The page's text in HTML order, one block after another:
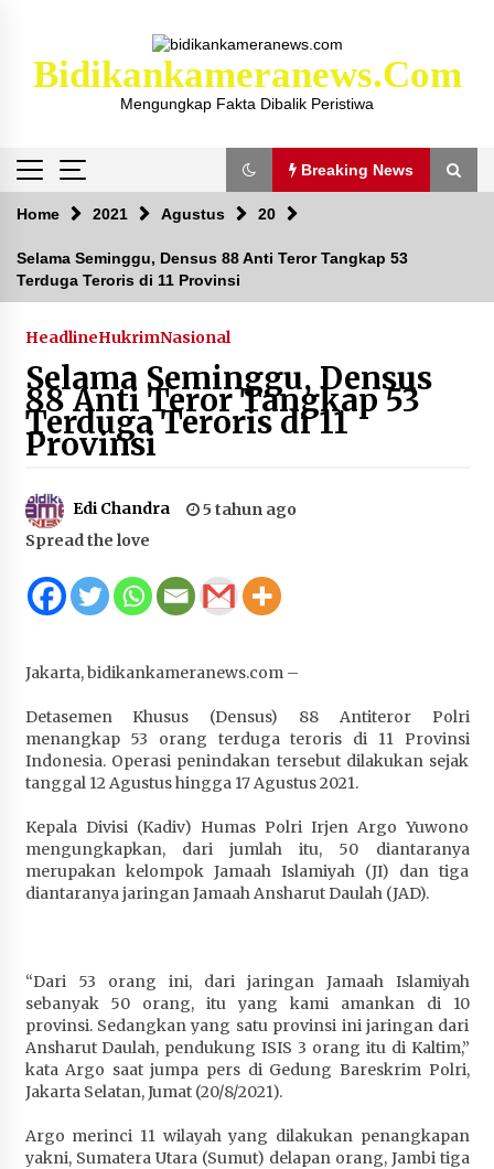
Bidikankameranews.com
Mengungkap Fakta Dibalik Peristiwa
Breaking News
Breaking News
Kejaksaan KSB Mulai Lidik Mafia Tanah Desa
Sekongkang Bawah
2 tahun ago
Laporan Dugaan Pencabulan di Desa Sepayung
Kec. Plampang, Polres Sumbawa Pastikan
Proses Penyelidikan Berjalan Maksimal
4 minggu ago
Anggota Satlantas Polres Sumbawa, Briptu
Juanda, Edukasi Masyarakat dalam Mengurus
Administrasi Kendaraan Berupa SIM
HUT ke-46 Dekranas di Makassar, di Hadapan
4 minggu ago
Bupati H. Jarot : Demi Keberlanjutan Pelayanan,
Perumdam Batulanteh Akan Lakukan
Penyesuaian Tarif Air Minum
Prestasi Nasional, Polwan Polres Sumbawa
Bripda Vanesa Aprilia Renyaan, Sabet Juara II
Taekwondo Kapolri Cup ke-7
Pimpin Rakor Aksi Konvergensi Percepatan
Penurunan Stunting di Sumbawa
4 minggu ago
Wabup Ansori Apresiasi Rekomendasi dan
Pandangan Fraksi – Fraksi DPRD Sumbawa
4 minggu ago
Home 2021 Agustus 20
Selama Seminggu, Densus 88 Anti Teror Tangkap 53
Terduga Teroris di 11 Provinsi
HeadlineHukrimNasional
Selama Seminggu, Densus
88 Anti Teror Tangkap 53
Terduga Teroris di 11
Provinsi
Edi Chandra
5 tahun ago
Spread the love
Jakarta, bidikankameranews.com –
Detasemen Khusus (Densus) 88 Antiteror Polri
menangkap 53 orang terduga teroris di 11 Provinsi
Indonesia. Operasi penindakan tersebut dilakukan sejak
tanggal 12 Agustus hingga 17 Agustus 2021.
Kepala Divisi (Kadiv) Humas Polri Irjen Argo Yuwono
mengungkapkan, dari jumlah itu, 50 diantaranya
merupakan kelompok Jamaah Islamiyah (JI) dan tiga
diantaranya jaringan Jamaah Ansharut Daulah (JAD).
“Dari 53 orang ini, dari jaringan Jamaah Islamiyah
sebanyak 50 orang, itu yang kami amankan di 10
provinsi. Sedangkan yang satu provinsi ini jaringan dari
Ansharut Daulah, pendukung ISIS 3 orang itu di Kaltim,”
kata Argo saat jumpa pers di Gedung Bareskrim Polri,
Jakarta Selatan, Jumat (20/8/2021).
Argo merinci 11 wilayah yang dilakukan penangkapan
yakni, Sumatera Utara (Sumut) delapan orang, Jambi tiga